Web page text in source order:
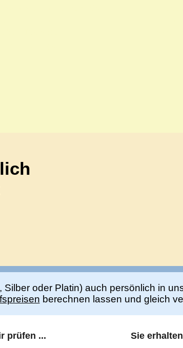
oder Platin) auch persönlich in
berechnen lassen und gleich
prüfen ... Sie